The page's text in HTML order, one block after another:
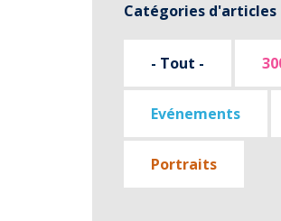
Catégories d'articles
- Tout -
Evénements
Portraits